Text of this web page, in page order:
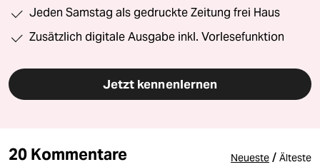
Jeden Samstag als gedruckte Zeitung frei Haus
Zusätzlich digitale Ausgabe inkl. Vorlesefunktion
Jetzt kennenlernen
20 Kommentare Neueste / Älteste